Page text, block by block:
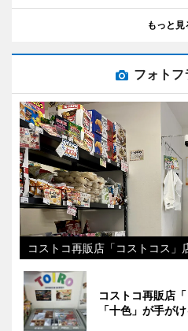
もっと見
フォトフ
コストコ再販店「コストコス」
コストコ再販店
「十色」が手が